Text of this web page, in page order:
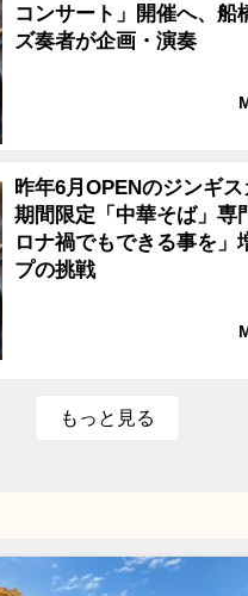
コンサート」開催へ、船
ズ奏者が企画・演奏
昨年6月OPENのジンギ
期間限定「中華そば」専
ロナ禍でもできる事を」
プの挑戦
もっと見る